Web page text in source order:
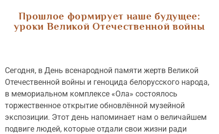
Прошлое формирует наше будущее:
уроки Великой Отечественной войны
Сегодня, в День всенародной памяти жертв Великой
Отечественной войны и геноцида белорусского народа,
в мемориальном комплексе «Ола» состоялось
торжественное открытие обновлённой музейной
экспозиции. Этот день напоминает нам о величайшем
подвиге людей, которые отдали свои жизни ради